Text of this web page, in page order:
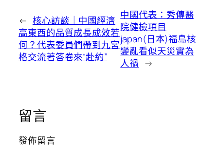
← 核心訪談｜中國經濟
高東西的品質成長成效若
何？代表委員們帶到九宮
格交流著答卷來“赴約”
中國代表：秀傳醫
院健檢項目
japan(日本)福島核
變亂看似天災實為
人禍 →
留言
發佈留言